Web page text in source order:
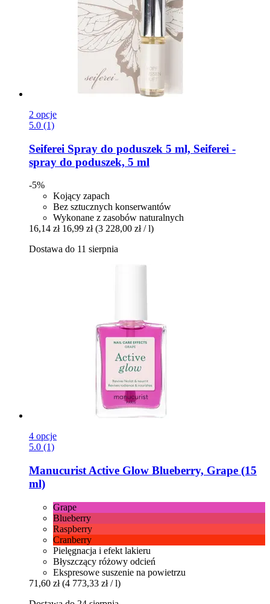
2 opcje
5.0 (1)
Seiferei Spray do poduszek 5 ml, Seiferei -​
spray do poduszek, 5 ml
-5%
Kojący zapach
Bez sztucznych konserwantów
Wykonane z zasobów naturalnych
16,14 zł 16,99 zł (3 228,00 zł / l)
Dostawa do 11 sierpnia
4 opcje
5.0 (1)
Manucurist Active Glow Blueberry, Grape (15
ml)
Grape
Blueberry
Raspberry
Cranberry
Pielęgnacja i efekt lakieru
Błyszczący różowy odcień
Ekspresowe suszenie na powietrzu
71,60 zł (4 773,33 zł / l)